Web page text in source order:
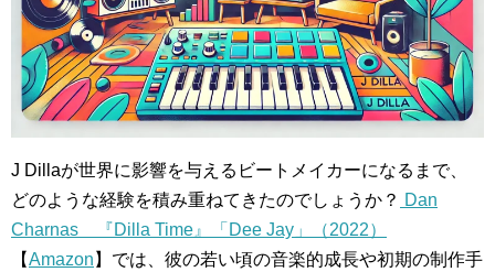
J Dillaが世界に影響を与えるビートメイカーになるまで、
どのような経験を積み重ねてきたのでしょうか？ Dan
Charnas 『Dilla Time』「Dee Jay」（2022）
【Amazon 】では、彼の若い頃の音楽的成長や初期の制作手